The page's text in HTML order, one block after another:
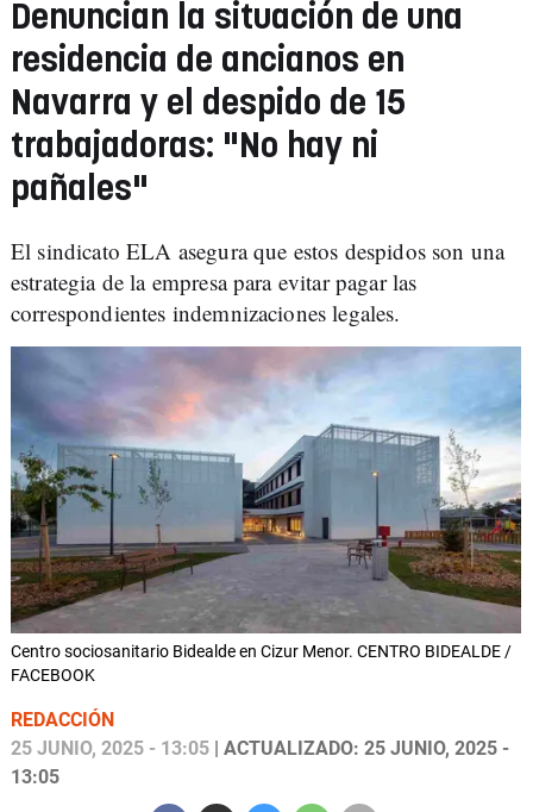
Denuncian la situación de una
residencia de ancianos en
Navarra y el despido de 15
trabajadoras: "No hay ni
pañales"
El sindicato ELA asegura que estos despidos son una
estrategia de la empresa para evitar pagar las
correspondientes indemnizaciones legales.
Centro sociosanitario Bidealde en Cizur Menor. CENTRO BIDEALDE /
FACEBOOK
REDACCIÓN
25 JUNIO, 2025 - 13:05 | ACTUALIZADO: 25 JUNIO, 2025 -
13:05